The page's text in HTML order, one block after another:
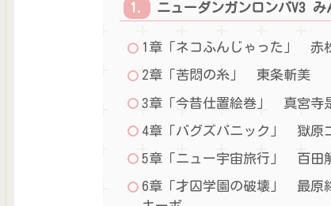
ニューダンガンロンパV3
1章「ネコふんじゃった」 赤
2章「苦悶の糸」 東条斬美
3章「今昔仕置絵巻」 真宮寺
4章「バグズパニック」 獄原
5章「ニュー宇宙旅行」 百田
6章「才囚学園の破壊」 最原